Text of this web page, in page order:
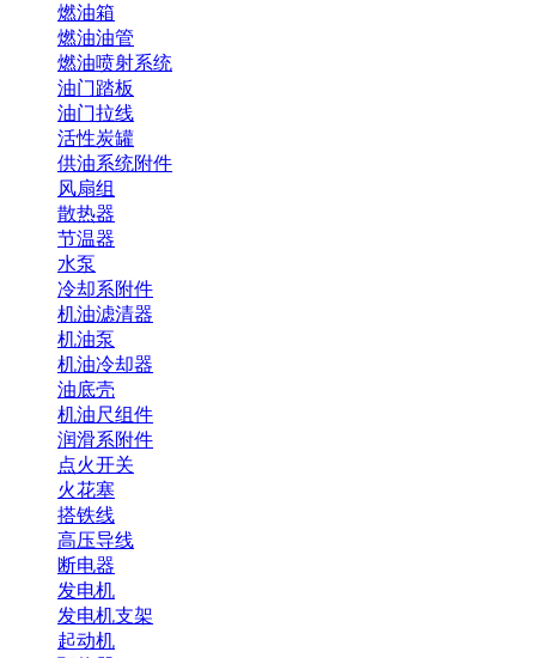
燃油箱
燃油油管
燃油喷射系统
油门踏板
油门拉线
活性炭罐
供油系统附件
风扇组
散热器
节温器
水泵
冷却系附件
机油滤清器
机油泵
机油冷却器
油底壳
机油尺组件
润滑系附件
点火开关
火花塞
搭铁线
高压导线
断电器
发电机
发电机支架
起动机